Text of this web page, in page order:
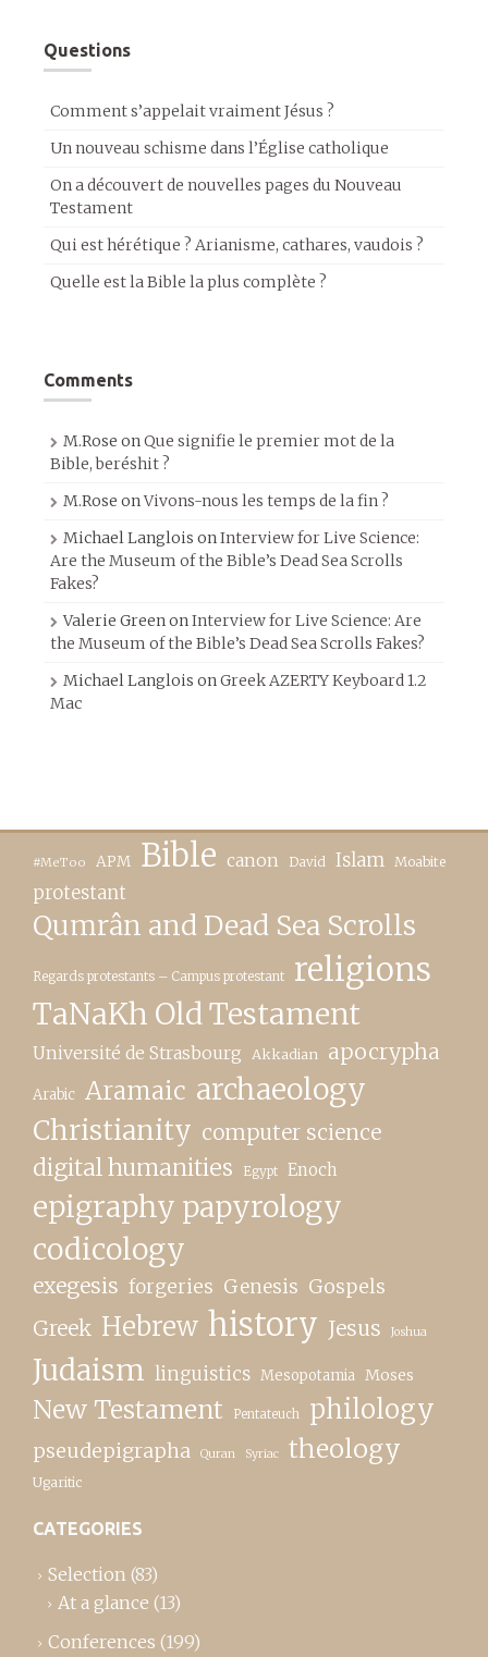
Questions
Comment s’appelait vraiment Jésus ?
Un nouveau schisme dans l’Église catholique
On a découvert de nouvelles pages du Nouveau
Testament
Qui est hérétique ? Arianisme, cathares, vaudois ?
Quelle est la Bible la plus complète ?
Comments
M.Rose onQue signifie le premier mot de la
Bible, beréshit ?
M.Rose onVivons-nous les temps de la fin ?
Michael Langlois onInterview for Live Science:
Are the Museum of the Bible’s Dead Sea Scrolls
Fakes?
Valerie GreenonInterview for Live Science: Are
the Museum of the Bible’s Dead Sea Scrolls Fakes?
Michael Langlois onGreek AZERTY Keyboard 1.2
Mac
#MeToo APM Bible canon David Islam Moabite
protestant
Qumrân and Dead Sea Scrolls
Regards protestants – Campus protestant religions
TaNaKh Old Testament
Université de Strasbourg Akkadian apocrypha
Arabic Aramaic archaeology
Christianity computer science
digital humanities Egypt Enoch
epigraphy papyrology
codicology
exegesis forgeries Genesis Gospels
Greek Hebrew history Jesus Joshua
Judaism linguistics Mesopotamia Moses
New Testament Pentateuch philology
pseudepigrapha Quran Syriac theology
Ugaritic
CATEGORIES
Selection (83)
At a glance (13)
Conferences (199)